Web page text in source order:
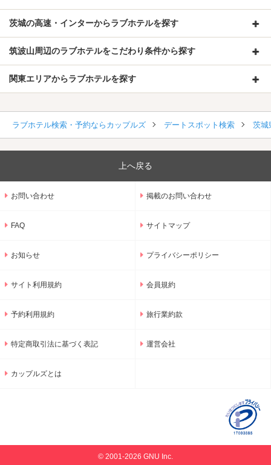
茨城の高速・インターからラブホテルを探す
筑波山周辺のラブホテルをこだわり条件から探す
関東エリアからラブホテルを探す
ラブホテル検索・予約ならカップルズ デートスポット検索 茨城
上へ戻る
お問い合わせ 掲載のお問い合わせ
FAQ サイトマップ
お知らせ プライバシーポリシー
サイト利用規約 会員規約
予約利用規約 旅行業約款
特定商取引法に基づく表記 運営会社
カップルズとは
© 2001-2026 GNU Inc.